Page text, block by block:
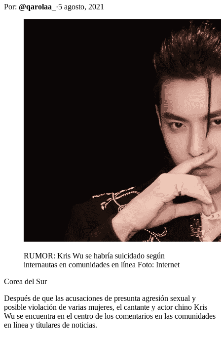
Por: @qarolaa_ ·5 agosto, 2021
RUMOR: Kris Wu se habría suicidado según
internautas en comunidades en línea Foto: Internet
Corea del Sur
Después de que las acusaciones de presunta agresión sexual y
posible violación de varias mujeres, el cantante y actor chino Kris
Wu se encuentra en el centro de los comentarios en las comunidades
en línea y títulares de noticias.